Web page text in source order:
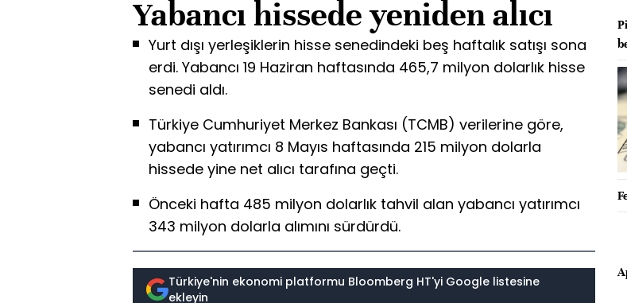
Yabancı hissede yeniden alıcı
Yurt dışı yerleşiklerin hisse senedindeki beş haftalık satışı sona
erdi. Yabancı 19 Haziran haftasında 465,7 milyon dolarlık hisse
senedi aldı.
Türkiye Cumhuriyet Merkez Bankası (TCMB) verilerine göre,
yabancı yatırımcı 8 Mayıs haftasında 215 milyon dolarla
hissede yine net alıcı tarafına geçti.
Önceki hafta 485 milyon dolarlık tahvil alan yabancı yatırımcı
343 milyon dolarla alımını sürdürdü.
Türkiye'nin ekonomi platformu Bloomberg HT'yi Google listesine
ekleyin